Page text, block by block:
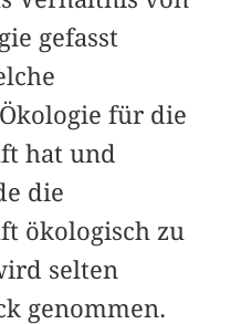
gefasst
für die
hat und
die
ökologisch zu
selten
genommen.